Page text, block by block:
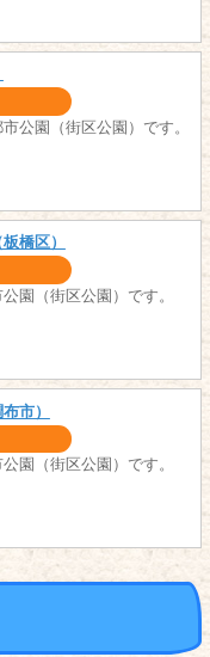
公園（街区公園）です。
橋区）
園（街区公園）です。
市）
園（街区公園）です。